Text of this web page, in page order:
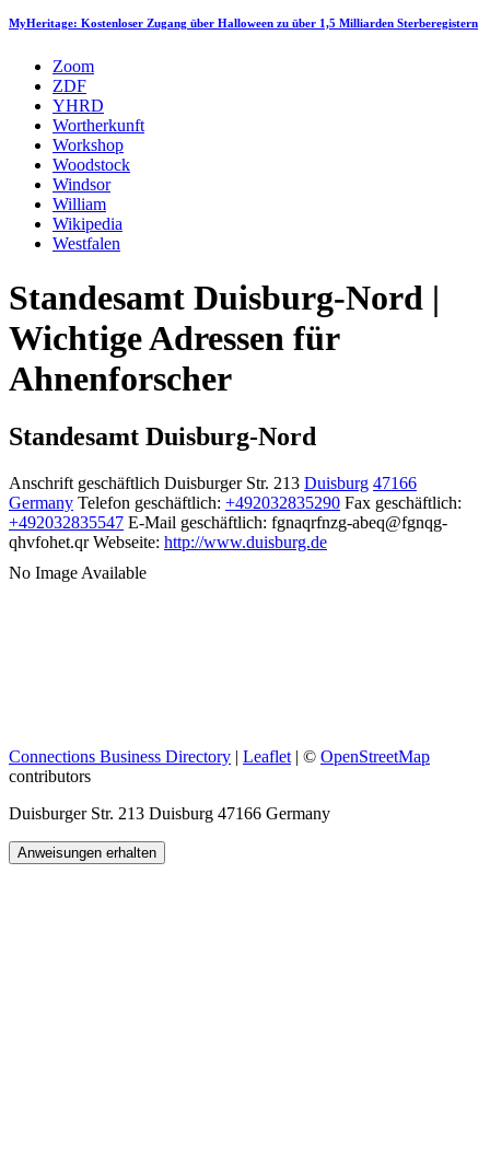
MyHeritage: Kostenloser Zugang über Halloween zu über 1,5 Milliarden Sterberegistern
Zoom
ZDF
YHRD
Wortherkunft
Workshop
Woodstock
Windsor
William
Wikipedia
Westfalen
Standesamt Duisburg-Nord |
Wichtige Adressen für
Ahnenforscher
Standesamt Duisburg-Nord
Anschrift geschäftlich Duisburger Str. 213 Duisburg 47166
Germany Telefon geschäftlich: +492032835290 Fax geschäftlich:
+492032835547 E-Mail geschäftlich: fgnaqrfnzg-abeq@fgnqg-
qhvfohet.qr Webseite: http://www.duisburg.de
No Image Available
Connections Business Directory | Leaflet | © OpenStreetMap
contributors
Duisburger Str. 213 Duisburg 47166 Germany
Anweisungen erhalten